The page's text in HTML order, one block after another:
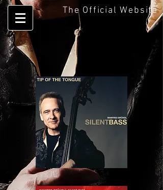
The Official Website